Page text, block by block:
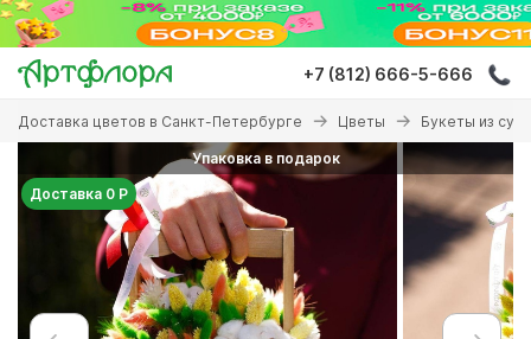
Перейти
основному
содержанию
+7 (812) 666-5-666
Вы
здесь
Доставка цветов в Санкт-Петербурге Цветы Букеты из
Упаковка в подарок
Доставка 0 Р